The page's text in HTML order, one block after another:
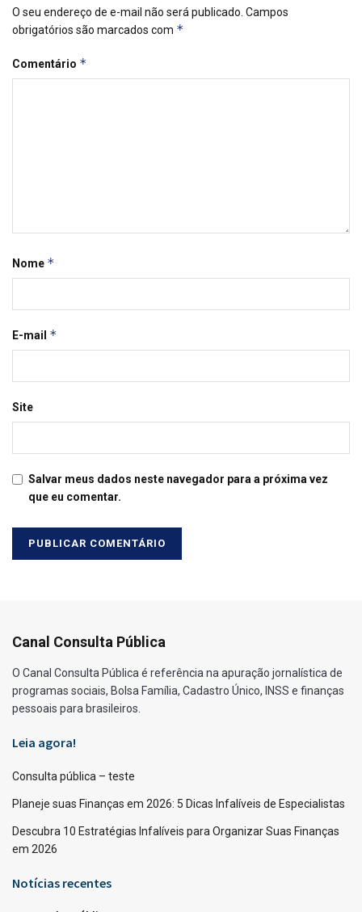
O seu endereço de e-mail não será publicado. Campos
obrigatórios são marcados com *
Comentário *
Nome *
E-mail *
Site
Salvar meus dados neste navegador para a próxima vez
que eu comentar.
Canal Consulta Pública
O Canal Consulta Pública é referência na apuração jornalística de
programas sociais, Bolsa Família, Cadastro Único, INSS e finanças
pessoais para brasileiros.
Leia agora!
Consulta pública – teste
Planeje suas Finanças em 2026: 5 Dicas Infalíveis de Especialistas
Descubra 10 Estratégias Infalíveis para Organizar Suas Finanças
em 2026
Notícias recentes